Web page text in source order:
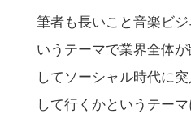
筆者も長いこと音楽ビ
いうテーマで業界全体
してソーシャル時代に
して行くかというテー